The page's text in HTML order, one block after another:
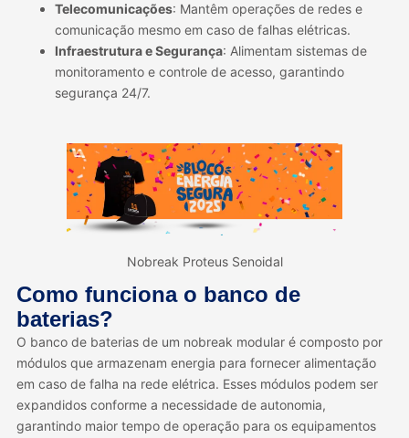
Telecomunicações: Mantêm operações de redes e
comunicação mesmo em caso de falhas elétricas.
Infraestrutura e Segurança: Alimentam sistemas de
monitoramento e controle de acesso, garantindo
segurança 24/7.
Nobreak Proteus Senoidal
Como funciona o banco de
baterias?
O banco de baterias de um nobreak modular é composto por
módulos que armazenam energia para fornecer alimentação
em caso de falha na rede elétrica. Esses módulos podem ser
expandidos conforme a necessidade de autonomia,
garantindo maior tempo de operação para os equipamentos